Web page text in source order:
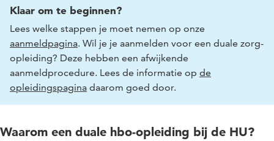
Klaar om te beginnen?
Lees welke stappen je moet nemen op onze
aanmeldpagina. Wil je je aanmelden voor een duale zorg-
opleiding? Deze hebben een afwijkende
aanmeldprocedure. Lees de informatie op de
opleidingspagina daarom goed door.
Waarom een duale hbo-opleiding bij de HU?